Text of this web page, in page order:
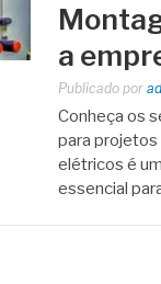
a
Publicado por
Conheça os
para
elétricos é
essencial